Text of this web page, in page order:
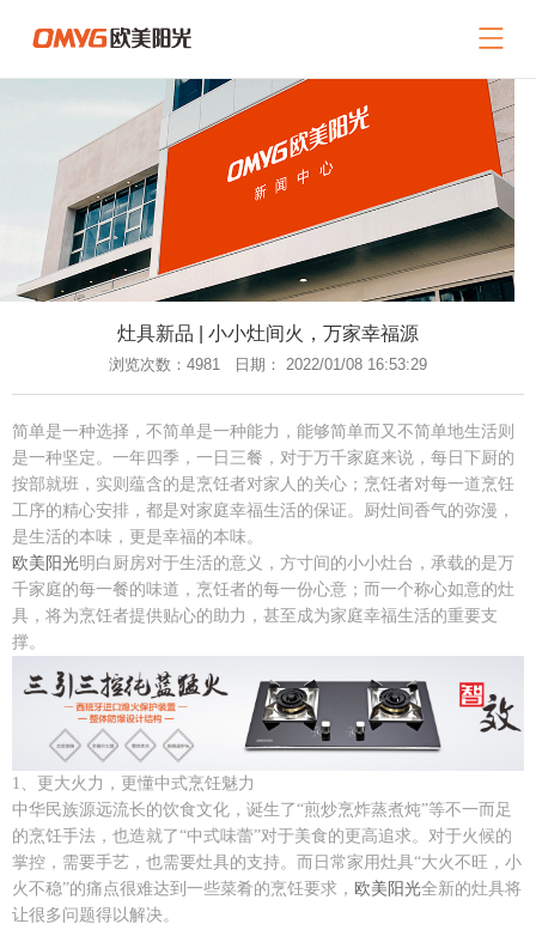
网站导航
产品中心
新闻中心
招商加盟
服务支持
灶具新品 | 小小灶间火，万家幸福源
浏览次数：4981 日期： 2022/01/08 16:53:29
简单是一种选择，不简单是一种能力，能够简单而又不简单地生活则
是一种坚定。一年四季，一日三餐，对于万千家庭来说，每日下厨的
按部就班，实则蕴含的是烹饪者对家人的关心；烹饪者对每一道烹饪
工序的精心安排，都是对家庭幸福生活的保证。厨灶间香气的弥漫，
是生活的本味，更是幸福的本味。
欧美阳光明白厨房对于生活的意义，方寸间的小小灶台，承载的是万
千家庭的每一餐的味道，烹饪者的每一份心意；而一个称心如意的灶
具，将为烹饪者提供贴心的助力，甚至成为家庭幸福生活的重要支
撑。
1、更大火力，更懂中式烹饪魅力
中华民族源远流长的饮食文化，诞生了“煎炒烹炸蒸煮炖”等不一而足
的烹饪手法，也造就了“中式味蕾”对于美食的更高追求。对于火候的
掌控，需要手艺，也需要灶具的支持。而日常家用灶具“大火不旺，小
火不稳”的痛点很难达到一些菜肴的烹饪要求， 欧美阳光全新的灶具将
让很多问题得以解决。